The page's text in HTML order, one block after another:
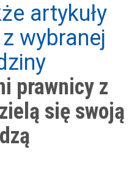
artykuły
wybranej
prawnicy z
się swoją